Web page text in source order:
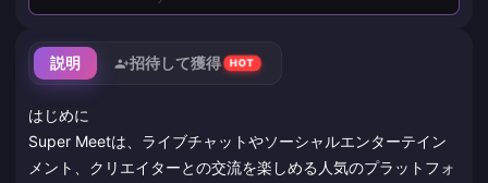
説明 招待して獲得 HOT
はじめに
Super Meetは、ライブチャットやソーシャルエンターテイン
メント、クリエイターとの交流を楽しめる人気のプラットフォ